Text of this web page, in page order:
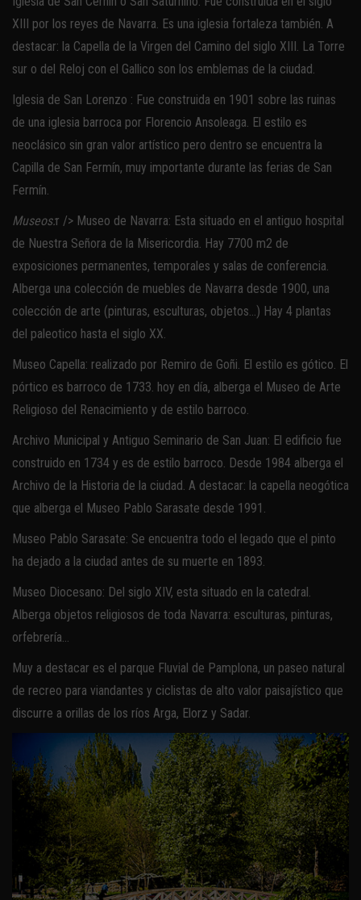
XIII por los reyes de Navarra. Es una iglesia fortaleza también. A
destacar: la Capella de la Virgen del Camino del siglo XIII. La Torre
sur o del Reloj con el Gallico son los emblemas de la ciudad.
Iglesia de San Lorenzo : Fue construida en 1901 sobre las ruinas
de una iglesia barroca por Florencio Ansoleaga. El estilo es
neoclásico sin gran valor artístico pero dentro se encuentra la
Capilla de San Fermín, muy importante durante las ferias de San
Fermín.
Museos:r /> Museo de Navarra: Esta situado en el antiguo hospital
de Nuestra Señora de la Misericordia. Hay 7700 m2 de
exposiciones permanentes, temporales y salas de conferencia.
Alberga una colección de muebles de Navarra desde 1900, una
colección de arte (pinturas, esculturas, objetos…) Hay 4 plantas
del paleotico hasta el siglo XX.
Museo Capella: realizado por Remiro de Goñi. El estilo es gótico. El
pórtico es barroco de 1733. hoy en día, alberga el Museo de Arte
Religioso del Renacimiento y de estilo barroco.
Archivo Municipal y Antiguo Seminario de San Juan: El edificio fue
construido en 1734 y es de estilo barroco. Desde 1984 alberga el
Archivo de la Historia de la ciudad. A destacar: la capella neogótica
que alberga el Museo Pablo Sarasate desde 1991.
Museo Pablo Sarasate: Se encuentra todo el legado que el pinto
ha dejado a la ciudad antes de su muerte en 1893.
Museo Diocesano: Del siglo XIV, esta situado en la catedral.
Alberga objetos religiosos de toda Navarra: esculturas, pinturas,
orfebrería…
Muy a destacar es el parque Fluvial de Pamplona, un paseo natural
de recreo para viandantes y ciclistas de alto valor paisajístico que
discurre a orillas de los ríos Arga, Elorz y Sadar.